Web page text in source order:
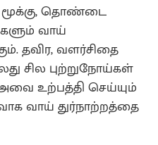
மூக்கு, தொண்டை
வாய்
தவிர, வளர்சிதை
சில புற்றுநோய்கள்
உற்பத்தி செய்யும்
வாய் துர்நாற்றத்தை